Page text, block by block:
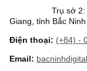
Trụ sở 2: số 49
Giang, tỉnh Bắc Ninh
Điện thoại: (+84) -
Email: